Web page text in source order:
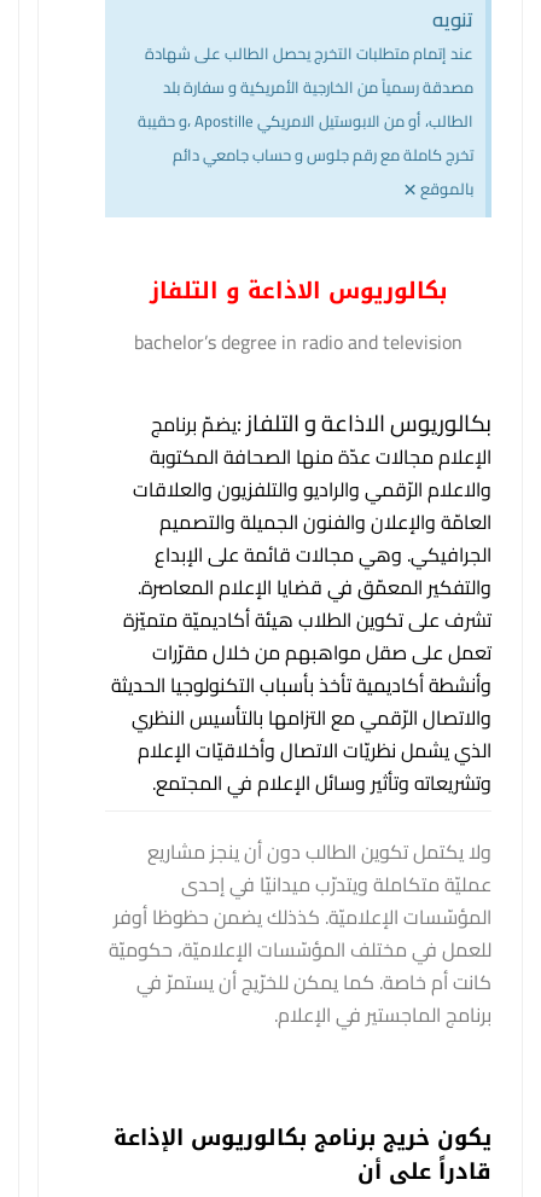
تنويه
عند إتمام متطلبات التخرج يحصل الطالب على شهادة
مصدقة رسمياً من الخارجية الأمريكية و سفارة بلد
الطالب، أو من الابوستيل الامريكي Apostille ،و حقيبة
تخرج كاملة مع رقم جلوس و حساب جامعي دائم
بالموقع×
بكالوريوس الاذاعة و التلفاز
bachelor’s degree in radio and television
بكالوريوس الاذاعة و التلفاز :يضمّ برنامج
الإعلاممجالات عدّة منها الصحافة المكتوبة
والاعلام الرّقمي والراديو والتلفزيون والعلاقات
العامّة والإعلان والفنون الجميلة والتصميم
الجرافيكي. وهي مجالات قائمة على الإبداع
والتفكير المعمّق في قضايا الإعلام المعاصرة.
تشرف على تكوين الطلاب هيئة أكاديميّة متميّزة
تعمل على صقل مواهبهم من خلال مقرّرات
وأنشطة أكاديمية تأخذ بأسباب التكنولوجيا الحديثة
والاتصال الرّقمي مع التزامها بالتأسيس النظري
الذي يشمل نظريّات الاتصال وأخلاقيّات الإعلام
وتشريعاته وتأثير وسائل الإعلام في المجتمع.
ولا يكتمل تكوين الطالب دون أن ينجز مشاريع
عمليّة متكاملة ويتدرّب ميدانيّا في إحدى
المؤسّسات الإعلاميّة. كذذلك يضمن حظوظا أوفر
للعمل في مختلف المؤسّسات الإعلاميّة، حكوميّة
كانت أم خاصة. كما يمكن للخرّيج أن يستمرّ في
برنامج الماجستير في الإعلام.
يكون خريج برنامج بكالوريوس الإذاعة
قادراً على أن